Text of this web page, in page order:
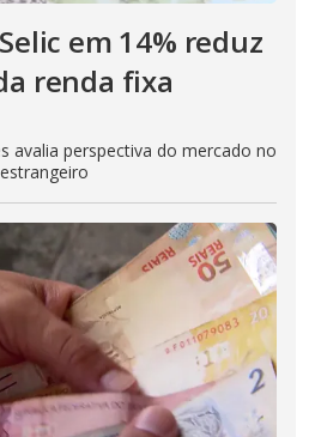
em 14% reduz
renda fixa
avalia perspectiva do mercado no